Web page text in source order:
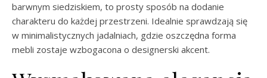
barwnym siedziskiem, to prosty sposób na dodanie
charakteru do każdej przestrzeni. Idealnie sprawdzają się
w minimalistycznych jadalniach, gdzie oszczędna forma
mebli zostaje wzbogacona o designerski akcent.